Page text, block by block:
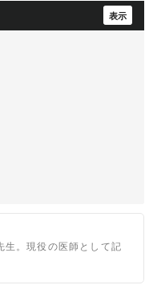
生。現役の医師として記